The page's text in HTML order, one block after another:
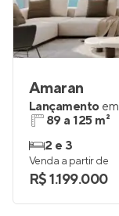
Amaran
Lançamento em
89 a 125 m²
2 e 3
Venda a partir de
R$ 1.199.000